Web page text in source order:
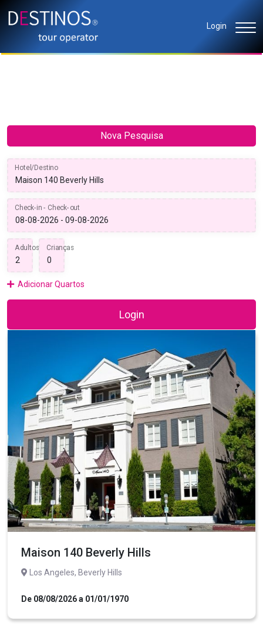
Login
Nova Pesquisa
Hotel/Destino
Check-in - Check-out
Adultos Crianças
Adicionar Quartos
Login
Maison 140 Beverly Hills
Los Angeles, Beverly Hills
De 08/08/2026 a 01/01/1970